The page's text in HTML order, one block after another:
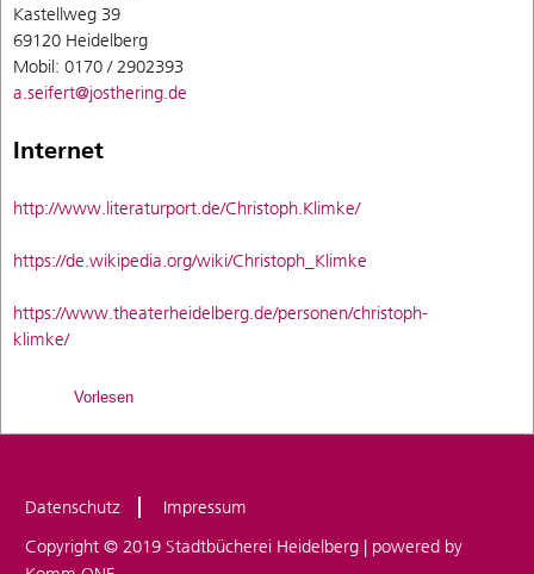
Kastellweg 39
69120 Heidelberg
Mobil: 0170 / 2902393
a.seifert@josthering.de
Internet
http://www.literaturport.de/Christoph.Klimke/
https://de.wikipedia.org/wiki/Christoph_Klimke
https://www.theaterheidelberg.de/personen/christoph-
klimke/
Vorlesen
Datenschutz
Impressum
Copyright © 2019 Stadtbücherei Heidelberg | powered by